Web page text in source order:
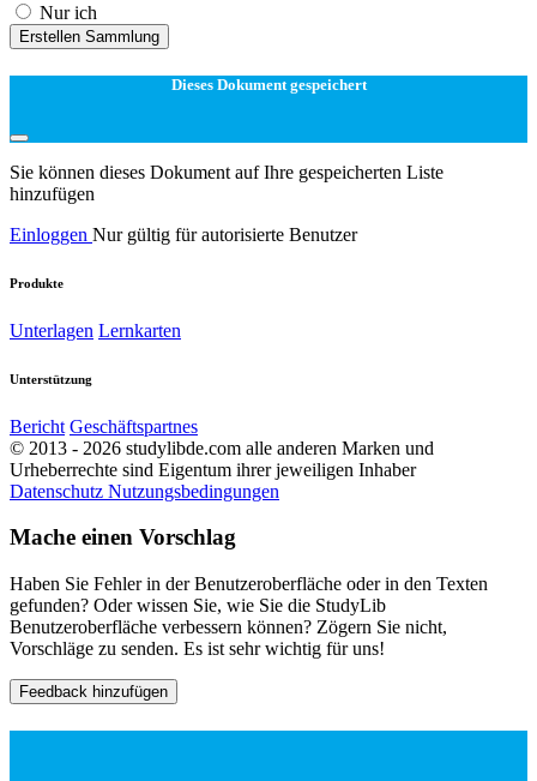
Nur ich
Erstellen Sammlung
Dieses Dokument gespeichert
Sie können dieses Dokument auf Ihre gespeicherten Liste
hinzufügen
Einloggen Nur gültig für autorisierte Benutzer
Produkte
Unterlagen Lernkarten
Unterstützung
Bericht Geschäftspartnes
© 2013 - 2026 studylibde.com alle anderen Marken und
Urheberrechte sind Eigentum ihrer jeweiligen Inhaber
Datenschutz Nutzungsbedingungen
Mache einen Vorschlag
Haben Sie Fehler in der Benutzeroberfläche oder in den Texten
gefunden? Oder wissen Sie, wie Sie die StudyLib
Benutzeroberfläche verbessern können? Zögern Sie nicht,
Vorschläge zu senden. Es ist sehr wichtig für uns!
Feedback hinzufügen